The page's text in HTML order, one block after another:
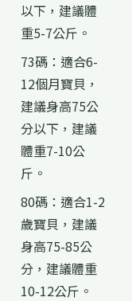
以下，建議體
重5-7公斤。
73碼：適合6-
12個月寶貝，
建議身高75公
分以下，建議
體重7-10公
斤。
80碼：適合1-2
歲寶貝，建議
身高75-85公
分，建議體重
10-12公斤。